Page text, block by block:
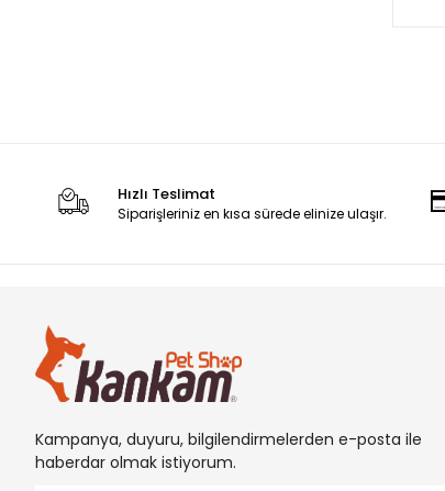
Hızlı Teslimat
Siparişleriniz en kısa sürede elinize ulaşır.
Kampanya, duyuru, bilgilendirmelerden e-posta ile
haberdar olmak istiyorum.